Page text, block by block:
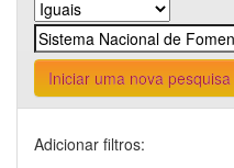
Iniciar uma nova pesquisa
Adicionar filtros: